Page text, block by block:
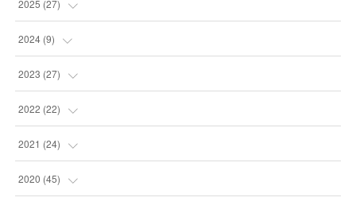
2025 (27)
( 13)
(14 )
2024(9)
(4
(5
2023 (27)
(10 )
(9
(4
2022 (22)
(4
(4
2021 (24)
(10 )
2020 (45)